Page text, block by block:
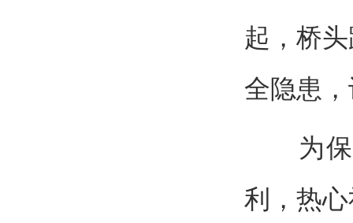
起，桥
全隐患
为保
利，热